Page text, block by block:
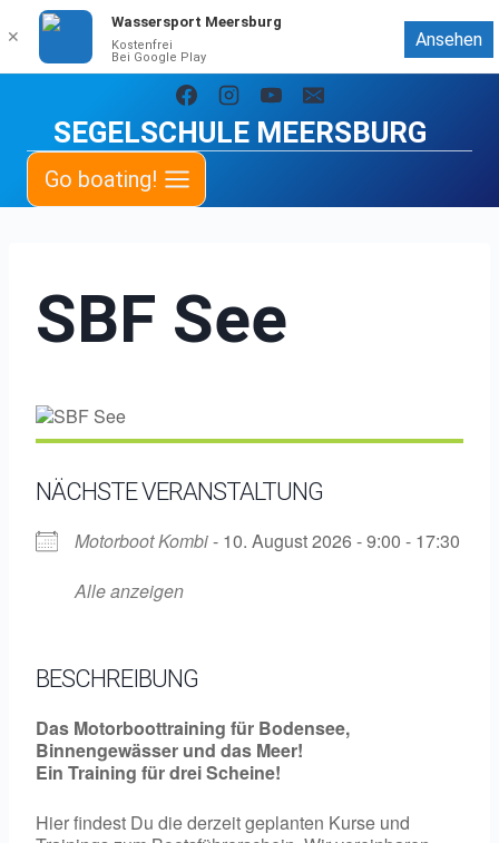
springen
SEGELSCHULE MEERSBURG
Go boating!
SBF See
NÄCHSTE VERANSTALTUNG
Motorboot Kombi- 10. August 2026 - 9:00 - 17:30
Alle anzeigen
BESCHREIBUNG
Das Motorboottraining für Bodensee,
Binnengewässer und das Meer!
Ein Training für drei Scheine!
Hier findest Du die derzeit geplanten Kurse und
✕
Wassersport Meersburg
Kostenfrei
Bei Google Play
Ansehen